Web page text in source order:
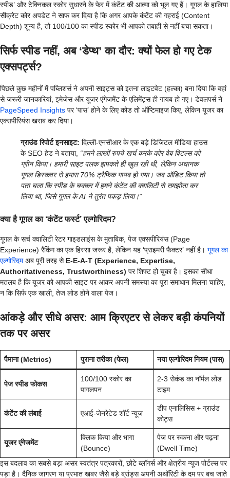
स्पीड’ और टेक्निकल स्कोर सुधारने के फेर में कंटेंट की आत्मा को भूल गए हैं। गूगल के हालिया
सीक्रेट कोर अपडेट ने साफ कर दिया है कि अगर आपके कंटेंट की गहराई (Content
Depth) शून्य है, तो 100/100 का स्पीड स्कोर भी आपको तबाही से नहीं बचा सकता।
सिर्फ स्पीड नहीं, अब ‘डेप्थ’ का दौर: क्यों फेल हो गए टेक
एक्सपर्ट्स?
पिछले कुछ महीनों में पब्लिशर्स ने अपनी साइट्स को इतना लाइटवेट (हल्का) बना दिया कि वहां
से जरूरी जानकारियां, इमेजेस और यूजर एंगेजमेंट के एलिमेंट्स ही गायब हो गए। डेवलपर्स ने
PageSpeed Insights पर ‘पास’ होने के लिए कोड तो ऑप्टिमाइज किए, लेकिन यूजर का
एक्सपीरियंस खराब कर दिया।
ग्राउंड रिपोर्ट इनसाइट: दिल्ली-एनसीआर के एक बड़े डिजिटल मीडिया हाउस
के SEO हेड ने बताया, “हमने लाखों रुपये खर्च करके कोर वेब विटल्स को
ग्रीन किया। हमारी साइट पलक झपकते ही खुल रही थी, लेकिन अचानक
गूगल डिस्कवर से हमारा 70% ट्रैफिक गायब हो गया। जब ऑडिट किया तो
पता चला कि स्पीड के चक्कर में हमने कंटेंट की क्वालिटी से समझौता कर
लिया था, जिसे गूगल के AI ने तुरंत पकड़ लिया।”
क्या है गूगल का ‘कंटेंट फर्स्ट’ एल्गोरिदम?
गूगल के सर्च क्वालिटी रेटर गाइडलाइंस के मुताबिक, पेज एक्सपीरियंस (Page
Experience) रैंकिंग का एक हिस्सा जरूर है, लेकिन यह ‘प्राइमरी फैक्टर’ नहीं है। गूगल का
एल्गोरिदमअब पूरी तरह से E-E-A-T (Experience, Expertise,
Authoritativeness, Trustworthiness) पर शिफ्ट हो चुका है। इसका सीधा
मतलब है कि यूजर को आपकी साइट पर आकर अपनी समस्या का पूरा समाधान मिलना चाहिए,
न कि सिर्फ एक खाली, तेज लोड होने वाला पेज।
आंकड़े और सीधे असर: आम क्रिएटर से लेकर बड़ी कंपनियों
तक पर असर
पैमाना (Metrics) पुराना तरीका (फेल) नया एल्गोरिदम नियम (पास)
पेज स्पीड फोकस
100/100 स्कोर का
पागलपन
2-3 सेकंड का नॉर्मल लोड
टाइम
कंटेंट की लंबाई एआई-जेनरेटेड शॉर्ट न्यूज
डीप एनालिसिस + ग्राउंड
कोट्स
यूजर एंगेजमेंट
क्लिक किया और भागा
(Bounce)
पेज पर रुकना और पढ़ना
(Dwell Time)
इस बदलाव का सबसे बड़ा असर स्वतंत्र पत्रकारों, छोटे ब्लॉगर्स और क्षेत्रीय न्यूज पोर्टल्स पर
पड़ा है। दैनिक जागरण या प्रभात खबर जैसे बड़े ब्रांड्स अपनी अथॉरिटी के दम पर बच जाते